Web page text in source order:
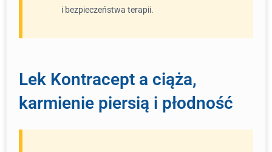
i bezpieczeństwa terapii.
Lek Kontracept a ciąża,
karmienie piersią i płodność